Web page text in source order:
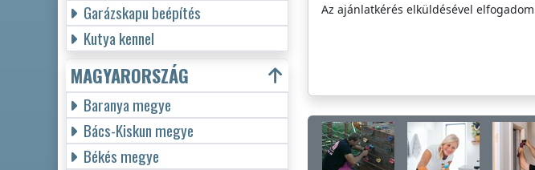
Az ajánlatkérés elküldésével
Garázskapu beépítés
Kutya kennel
MAGYARORSZÁG
Baranya megye
Bács-Kiskun megye
Békés megye